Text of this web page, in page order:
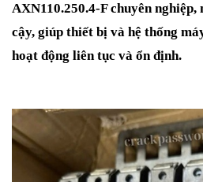
AXN110.250.4-F chuyên
cậy, giúp thiết bị và hệ thống
hoạt động liên tục và ổn định.